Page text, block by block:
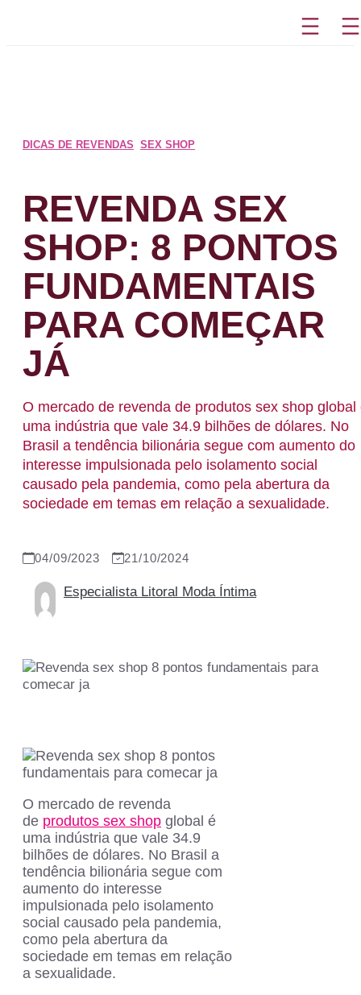
DICAS DE REVENDAS SEX SHOP
REVENDA SEX
SHOP: 8 PONTOS
FUNDAMENTAIS
PARA COMEÇAR
JÁ
O mercado de revenda de produtos sex shop global
uma indústria que vale 34.9 bilhões de dólares. No
Brasil a tendência bilionária segue com aumento do
interesse impulsionada pelo isolamento social
causado pela pandemia, como pela abertura da
sociedade em temas em relação a sexualidade.
04/09/2023 21/10/2024
Especialista Litoral Moda Íntima
O mercado de revenda
de produtos sex shop global é
uma indústria que vale 34.9
bilhões de dólares. No Brasil a
tendência bilionária segue com
aumento do interesse
impulsionada pelo isolamento
social causado pela pandemia,
como pela abertura da
sociedade em temas em relação
a sexualidade.